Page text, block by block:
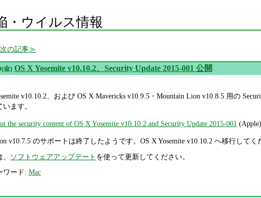
・ウイルス情報
次の記事
金) OS X Yosemite v10.10.2、Security Update 2015-001 公開
v10.10.2、および OS X Mavericks v10.9.5・Mountain Lion v10.8.5 用の
ます。
the security content of OS X Yosemite v10.10.2 and Security Update 2015-001 (Apple)
v10.7.5 のサポートは終了したようです。OS X Yosemite v10.10.2 へ移行してく
ソフトウェアアップデート を使って更新してください。
ワード: Mac